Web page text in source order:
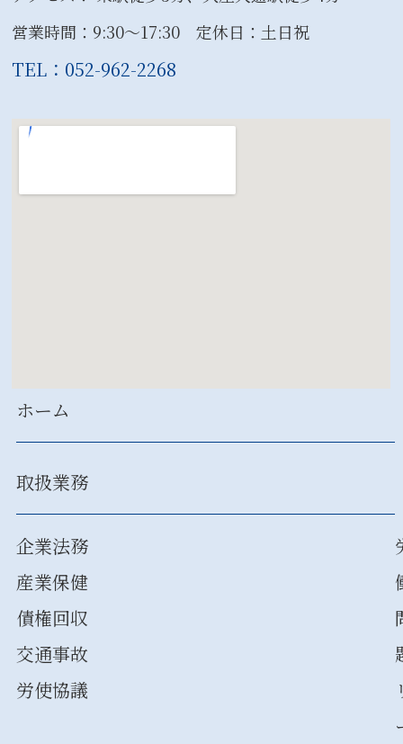
営業時間：9:30〜17:30 定休日：土日祝
TEL：052-962-2268
ホーム
取扱業務
企業法務
産業保健
債権回収
交通事故
労使協議